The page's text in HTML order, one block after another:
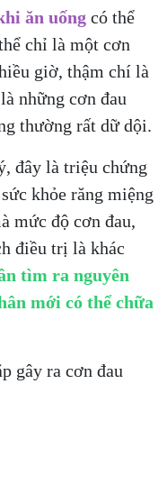
ăn uống có thể
chỉ là một cơn
giờ, thậm chí là
những cơn đau
thường rất dữ dội.
đây là triệu chứng
khỏe răng miệng
mức độ cơn đau,
điều trị là khác
tìm ra nguyên
mới có thể chữa
gây ra cơn đau